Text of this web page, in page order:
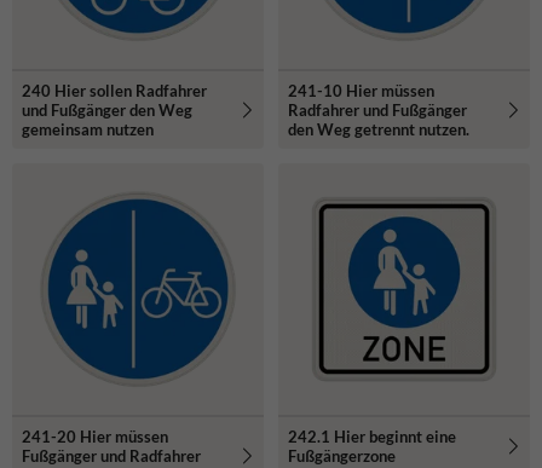
240 Hier sollen Radfahrer
und Fußgänger den Weg
gemeinsam nutzen
241-10 Hier müssen
Radfahrer und Fußgänger
den Weg getrennt nutzen.
241-20 Hier müssen
Fußgänger und Radfahrer
242.1 Hier beginnt eine
Fußgängerzone